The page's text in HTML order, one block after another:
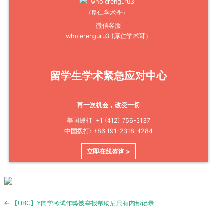
微信客服
wholerenguru3 (厚仁学术哥）
留学生学术紧急应对中心
再一次机会，改变一切
美国拨打: +1 (412) 756-3137
中国拨打: +86 191-2318-4284
立即在线咨询 >
Post
← 【UBC】Y同学考试作弊被举报帮助后只有内部记录